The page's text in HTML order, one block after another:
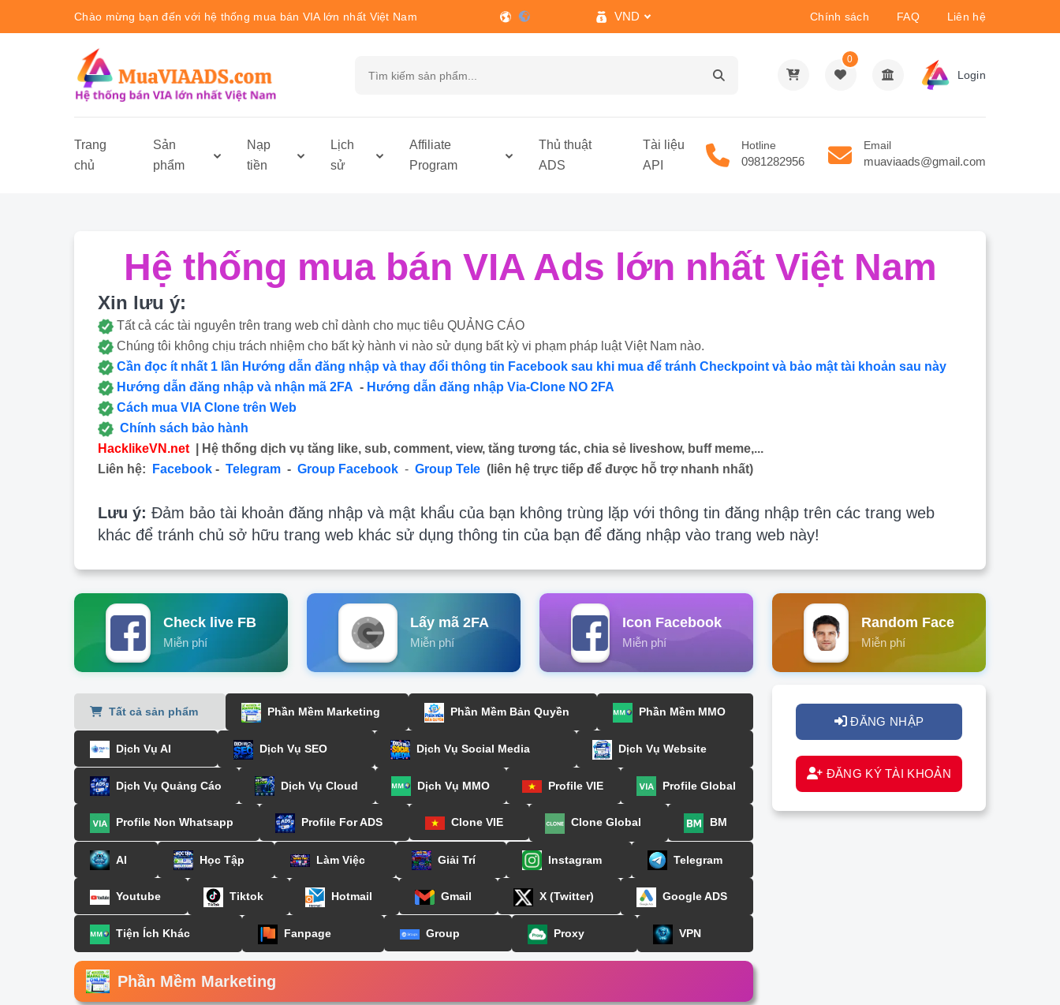
Chào mừng bạn đến với hệ thống mua bán VIA lớn nhất Việt Nam VND Chính sách FAQ Liên hệ
0
Login
Trang
chủ
Sản
phẩm
Nạp
tiền
Lịch
sử
Affiliate
Program
Thủ thuật
ADS
Tài liệu
API
Hotline
0981282956
Email
muaviaads@gmail.com
Hệ thống mua bán VIA Ads lớn nhất Việt Nam
Xin lưu ý:
Tất cả các tài nguyên trên trang web chỉ dành cho mục tiêu QUẢNG CÁO
Chúng tôi không chịu trách nhiệm cho bất kỳ hành vi nào sử dụng bất kỳ vi phạm pháp luật Việt Nam nào.
Cần đọc ít nhất 1 lần Hướng dẫn đăng nhập và thay đổi thông tin Facebook sau khi mua để tránh Checkpoint và bảo mật tài khoản sau này
Hướng dẫn đăng nhập và nhận mã 2FA - Hướng dẫn đăng nhập Via-Clone NO 2FA
Cách mua VIA Clone trên Web
Chính sách bảo hành
HacklikeVN.net | Hệ thống dịch vụ tăng like, sub, comment, view, tăng tương tác, chia sẻ liveshow, buff meme,...
Liên hệ:
Facebook - Telegram - Group Facebook - Group Tele (liên hệ trực tiếp để được hỗ trợ nhanh nhất)
Lưu ý: Đảm bảo tài khoản đăng nhập và mật khẩu của bạn không trùng lặp với thông tin đăng nhập trên các trang web
khác để tránh chủ sở hữu trang web khác sử dụng thông tin của bạn để đăng nhập vào trang web này!
Check live FB
Miễn phí
Lấy mã 2FA
Miễn phí
Icon Facebook
Miễn phí
Random Face
Miễn phí
Tất cả sản phẩm Phần Mềm Marketing Phần Mềm Bản Quyền Phần Mềm MMO
Dịch Vụ AI Dịch Vụ SEO Dịch Vụ Social Media Dịch Vụ Website
Dịch Vụ Quảng Cáo Dịch Vụ Cloud Dịch Vụ MMO Profile VIE Profile Global
Profile Non Whatsapp Profile For ADS Clone VIE Clone Global BM
AI Học Tập Làm Việc Giải Trí Instagram Telegram
Youtube Tiktok Hotmail Gmail X (Twitter) Google ADS
Tiện Ích Khác Fanpage Group Proxy VPN
Phần Mềm Marketing
ĐĂNG NHẬP
ĐĂNG KÝ TÀI KHOẢN